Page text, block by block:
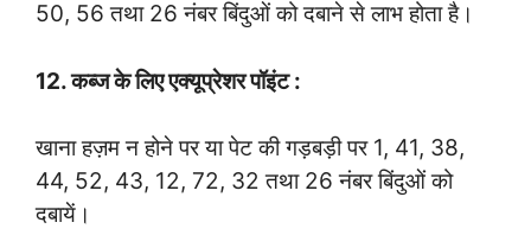
50, 56 तथा 26 नंबर बिंदुओं को दबाने से लाभ होता है।
12. कब्ज के लिए एक्यूप्रेशर पॉइंट :
खाना हज़म न होने पर या पेट की गड़बड़ी पर 1, 41, 38,
44, 52, 43, 12, 72, 32 तथा 26 नंबर बिंदुओं को
दबायें।